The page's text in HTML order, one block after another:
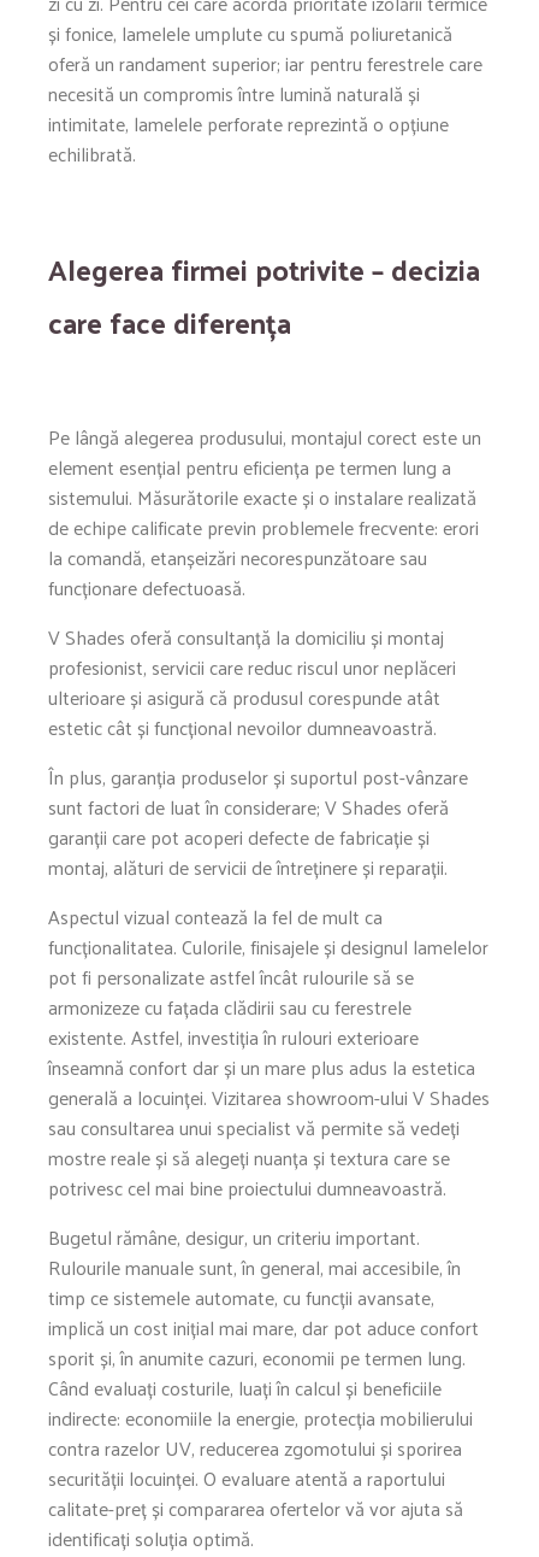
și fonice, lamelele umplute cu spumă poliuretanică
oferă un randament superior; iar pentru ferestrele care
necesită un compromis între lumină naturală și
intimitate, lamelele perforate reprezintă o opțiune
echilibrată.
Alegerea firmei potrivite – decizia
care face diferența
Pe lângă alegerea produsului, montajul corect este un
element esențial pentru eficiența pe termen lung a
sistemului. Măsurătorile exacte și o instalare realizată
de echipe calificate previn problemele frecvente: erori
la comandă, etanșeizări necorespunzătoare sau
funcționare defectuoasă.
V Shades oferă consultanță la domiciliu și montaj
profesionist, servicii care reduc riscul unor neplăceri
ulterioare și asigură că produsul corespunde atât
estetic cât și funcțional nevoilor dumneavoastră.
În plus, garanția produselor și suportul post-vânzare
sunt factori de luat în considerare; V Shades oferă
garanții care pot acoperi defecte de fabricație și
montaj, alături de servicii de întreținere și reparații.
Aspectul vizual contează la fel de mult ca
funcționalitatea. Culorile, finisajele și designul lamelelor
pot fi personalizate astfel încât rulourile să se
armonizeze cu fațada clădirii sau cu ferestrele
existente. Astfel, investiția în rulouri exterioare
înseamnă confort dar și un mare plus adus la estetica
generală a locuinței. Vizitarea showroom-ului V Shades
sau consultarea unui specialist vă permite să vedeți
mostre reale și să alegeți nuanța și textura care se
potrivesc cel mai bine proiectului dumneavoastră.
Bugetul rămâne, desigur, un criteriu important.
Rulourile manuale sunt, în general, mai accesibile, în
timp ce sistemele automate, cu funcții avansate,
implică un cost inițial mai mare, dar pot aduce confort
sporit și, în anumite cazuri, economii pe termen lung.
Când evaluați costurile, luați în calcul și beneficiile
indirecte: economiile la energie, protecția mobilierului
contra razelor UV, reducerea zgomotului și sporirea
securității locuinței. O evaluare atentă a raportului
calitate-preț și compararea ofertelor vă vor ajuta să
identificați soluția optimă.